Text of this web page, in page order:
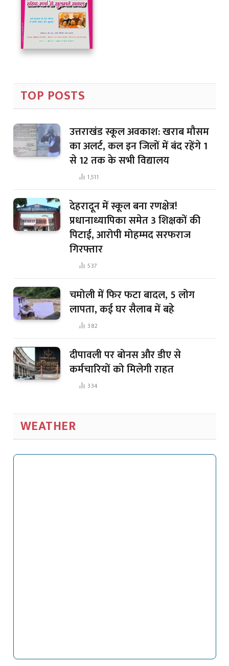
TOP POSTS
उत्तराखंड स्कूल अवकाश: खराब मौसम
का अलर्ट, कल इन जिलों में बंद रहेंगे 1
से 12 तक के सभी विद्यालय
1,511
देहरादून में स्कूल बना रणक्षेत्र!
प्रधानाध्यापिका समेत 3 शिक्षकों की
पिटाई, आरोपी मोहम्मद सरफराज
गिरफ्तार
537
चमोली में फिर फटा बादल, 5 लोग
लापता, कई घर सैलाब में बहे
382
दीपावली पर बोनस और डीए से
कर्मचारियों को मिलेगी राहत
334
WEATHER